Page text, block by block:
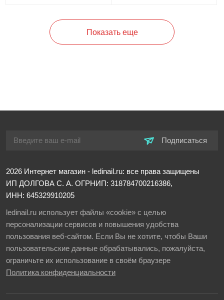
Показать еще
Подписаться
2026 Интернет магазин - ledinail.ru: все права защищены
ИП ДОЛГОВА С. А. ОГРНИП: 318784700216386,
ИНН: 645329910205
ledinail.ru использует файлы «cookie» с целью
персонализации сервисов и повышения удобства
пользования веб-сайтом. Если Вы не хотите, чтобы Ваши
пользовательские данные обрабатывались, пожалуйста,
ограничьте их использование в своём браузере
Политика конфиденциальности